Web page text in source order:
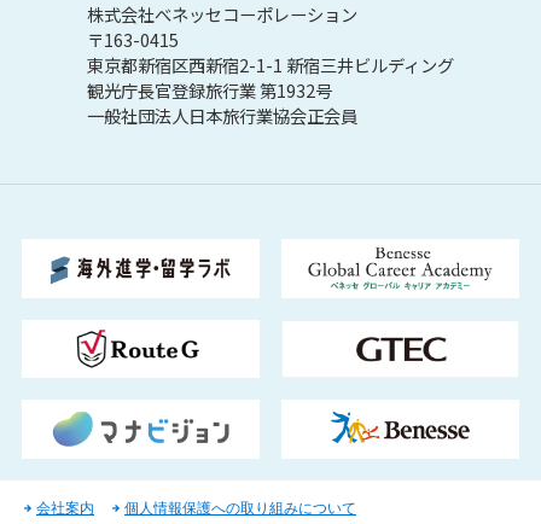
株式会社べネッセコーポレーション
〒163-0415
東京都新宿区西新宿2-1-1 新宿三井ビルディング
観光庁長官登録旅行業 第1932号
一般社団法人日本旅行業協会正会員
会社案内 個人情報保護への取り組みについて